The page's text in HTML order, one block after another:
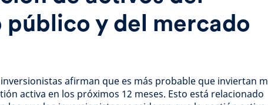
público y del mercado
afirman que es más probable que inviertan
activa en los próximos 12 meses. Esto está relacionado